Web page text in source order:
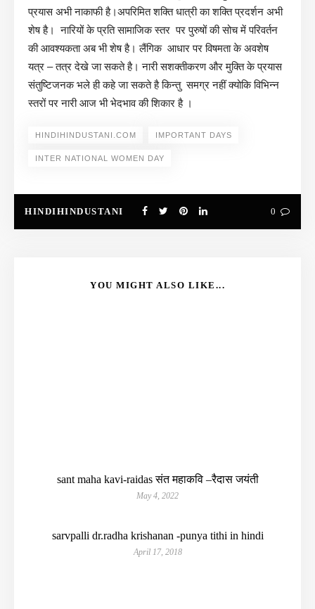
प्रयास अभी नाकाफी है।अपरिमित शक्ति धात्री का शक्ति प्रदर्शन अभी
शेष है। नारियों के प्रति सामाजिक स्तर पर पुरुषों की सोच में परिवर्तन
की आवश्यकता अब भी शेष है। लैंगिक आधार पर विषमता के अवशेष
यत्र – तत्र देखे जा सकते है। नारी सशक्तीकरण और मुक्ति के प्रयास
संतुष्टिजनक भले ही कहे जा सकते है किन्तु समग्र नहीं क्योकि विभिन्न
स्तरों पर नारी आज भी भेदभाव की शिकार है ।
HINDIHINDUSTANI.COM IMPORTANT DAYS
INTER NATIONAL WOMEN DAY
HINDIHINDUSTANI 0
YOU MIGHT ALSO LIKE...
sant maha kavi-raidas संत महाकवि –रैदास जयंती
May 4, 2022
sarvpalli dr.radha krishanan -punya tithi in hindi
April 17, 2018